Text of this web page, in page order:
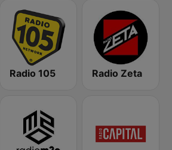
Radio 105 Radio Zeta